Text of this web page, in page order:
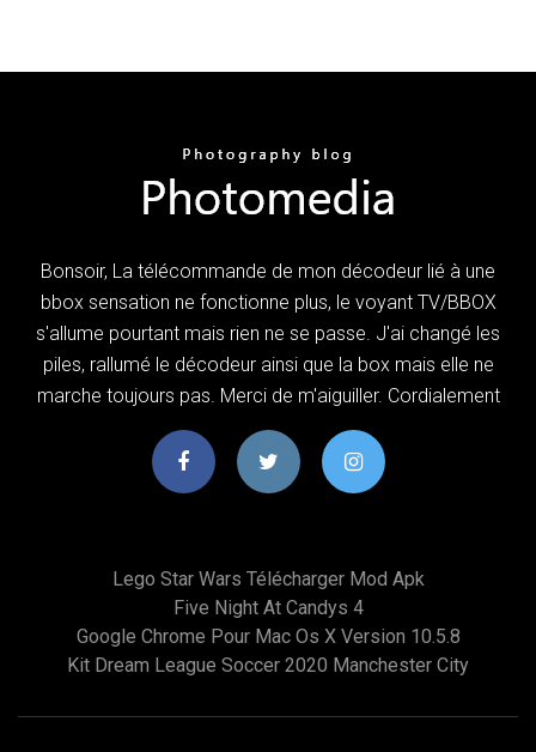
Bonsoir, La télécommande de mon décodeur lié à une
bbox sensation ne fonctionne plus, le voyant TV/BBOX
s'allume pourtant mais rien ne se passe. J'ai changé les
piles, rallumé le décodeur ainsi que la box mais elle ne
marche toujours pas. Merci de m'aiguiller. Cordialement
Lego Star Wars Télécharger Mod Apk
Five Night At Candys 4
Google Chrome Pour Mac Os X Version 10.5.8
Kit Dream League Soccer 2020 Manchester City